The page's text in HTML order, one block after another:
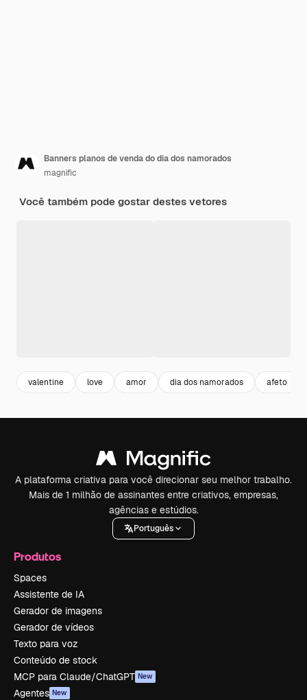
Banners planos de venda do dia dos namorados
magnific
Você também pode gostar destes vetores
valentine love amor dia dos namorados afeto
A plataforma criativa para você direcionar seu melhor trabalho.
Mais de 1 milhão de assinantes entre criativos, empresas,
agências e estúdios.
Português
Produtos
Spaces
Assistente de IA
Gerador de imagens
Gerador de vídeos
Texto para voz
Conteúdo de stock
MCP para Claude/ChatGPT New
Agentes New